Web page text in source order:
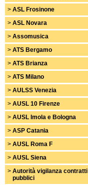
> ASL Frosinone
> ASL Novara
> Assomusica
> ATS Bergamo
> ATS Brianza
> ATS Milano
> AULSS Venezia
> AUSL 10 Firenze
> AUSL Imola e Bologna
> ASP Catania
> AUSL Roma F
> AUSL Siena
> Autorità vigilanza contratti
pubblici